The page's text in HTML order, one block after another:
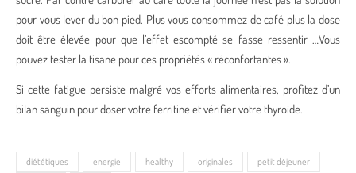
pour vous lever du bon pied. Plus vous consommez de café plus la dose
doit être élevée pour que l’effet escompté se fasse ressentir …Vous
pouvez tester la tisane pour ces propriétés « réconfortantes ».
Si cette fatigue persiste malgré vos efforts alimentaires, profitez d’un
bilan sanguin pour doser votre ferritine et vérifier votre thyroïde.
diététiques energie healthy originales
petit déjeuner